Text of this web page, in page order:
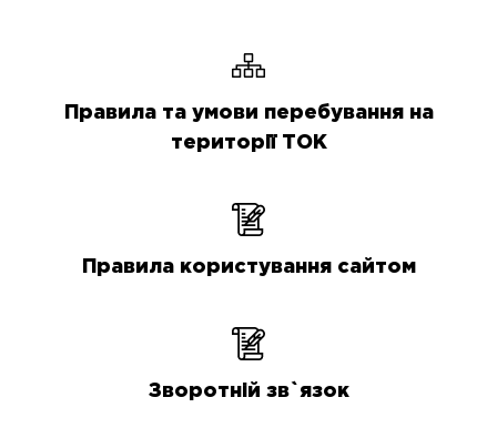
Правила та умови перебування на
території ТОК
Правила користування сайтом
Зворотній зв`язок